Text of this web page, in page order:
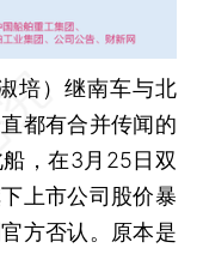
培） 继南车与北
都有合并传闻的
，在3月25日双
上市公司股价暴
方否认。原本是